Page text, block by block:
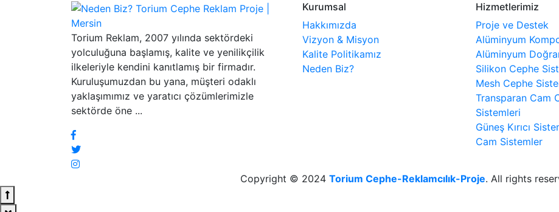
Torium Reklam, 2007 yılında sektördeki
yolculuğuna başlamış, kalite ve yenilikçilik
ilkeleriyle kendini kanıtlamış bir firmadır.
Kuruluşumuzdan bu yana, müşteri odaklı
yaklaşımımız ve yaratıcı çözümlerimizle
sektörde öne ...
Kurumsal
Hakkımızda
Vizyon & Misyon
Kalite Politikamız
Neden Biz?
Hizmetlerimiz
Proje ve Destek
Alüminyum
Alüminyum
Silikon Cephe
Mesh Cephe
Transparan Cam
Sistemleri
Güneş Kırıcı
Cam Sistemler
Copyright © 2024 Torium Cephe-Reklamcılık-Proje. All rights